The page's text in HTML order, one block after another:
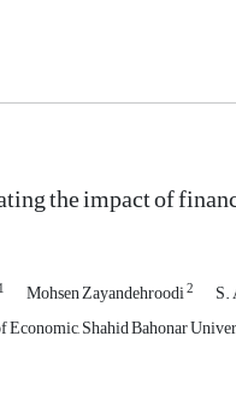
the impact of
1 Mohsen Zayandehroodi2
Economic, Shahid Bahonar